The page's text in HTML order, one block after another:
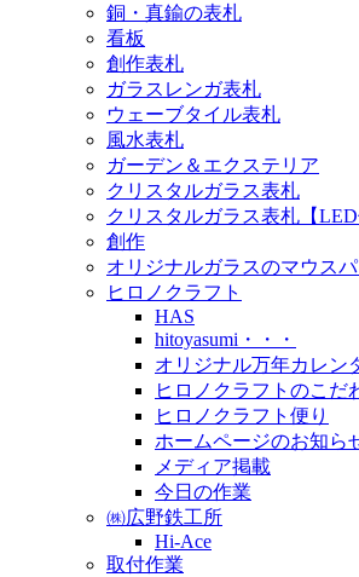
銅・真鍮の表札
看板
創作表札
ガラスレンガ表札
ウェーブタイル表札
風水表札
ガーデン＆エクステリア
クリスタルガラス表札
クリスタルガラス表札【LED
創作
オリジナルガラスのマウス
ヒロノクラフト
HAS
hitoyasumi・・・
オリジナル万年カレン
ヒロノクラフトのこだ
ヒロノクラフト便り
ホームページのお知ら
メディア掲載
今日の作業
㈱広野鉄工所
Hi-Ace
取付作業